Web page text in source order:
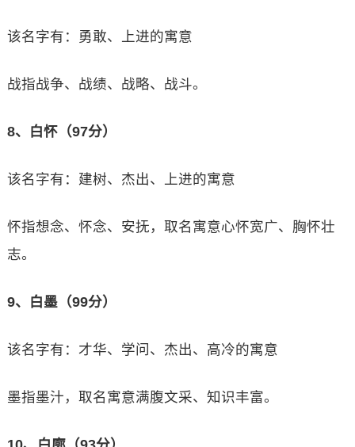
该名字有：勇敢、上进的寓意
战指战争、战绩、战略、战斗。
8、白怀（97分）
该名字有：建树、杰出、上进的寓意
怀指想念、怀念、安抚，取名寓意心怀宽广、胸怀壮
志。
9、白墨（99分）
该名字有：才华、学问、杰出、高冷的寓意
墨指墨汁，取名寓意满腹文采、知识丰富。